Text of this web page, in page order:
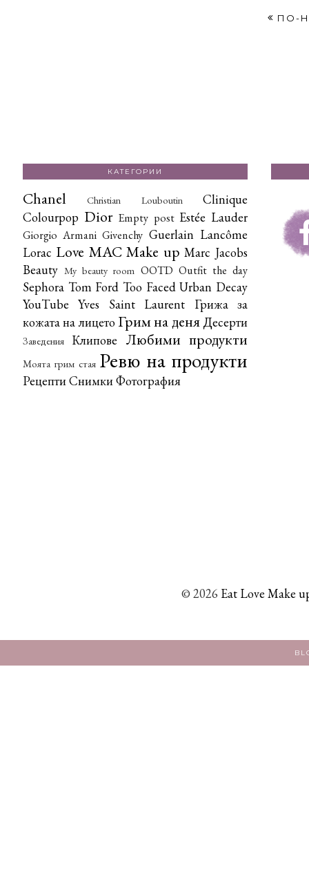
ПО-
КАТЕГОРИИ
Chanel Christian Louboutin
Clinique
Colourpop Dior Empty post Estée Lauder
Giorgio Armani Givenchy Guerlain Lancôme
Lorac Love MAC Make up Marc Jacobs
Beauty My beauty room OOTD Outfit the day
Sephora Tom Ford Too Faced Urban Decay
YouTube
Yves Saint Laurent
Грижа за
кожата на лицетоГрим на деня Десерти
Заведения Клипове Любими продукти
Моята грим стая Ревю на продукти
РецептиСнимкиФотография
©2026 Eat Love Make